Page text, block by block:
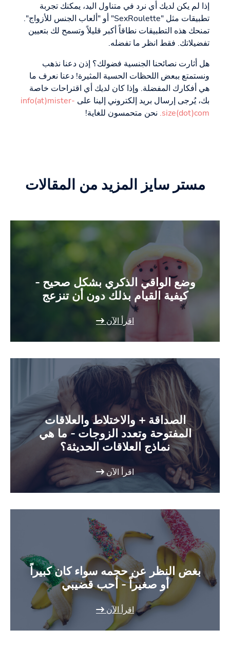
إذا لم يكن لديك أي نرد في متناول اليد، يمكنك تجربة
تطبيقات مثل "SexRoulette" أو "ألعاب الجنس للأزواج".
تمنحك هذه التطبيقات نطاقاً أكبر قليلاً وتسمح لك بتعيين
تفضيلاتك. فقط انظر ما تفضله.
هل أثارت نصائحنا الجنسية فضولك؟ إذن دعنا نذهب
ونستمتع ببعض اللحظات الحسية المثيرة! دعنا نعرف ما
هي أفكارك المفضلة. وإذا كان لديك أي اقتراحات خاصة
بك، يُرجى إرسال بريد إلكتروني إلينا على info(at)mister-
size(dot)com. نحن متحمسون للغاية!
مستر سايز المزيد من المقالات
وضع الواقي الذكري بشكل صحيح -
كيفية القيام بذلك دون أن تنزعج
اقرأ الآن
الصداقة + والاختلاط والعلاقات
المفتوحة وتعدد الزوجات - ما هي
نماذج العلاقات الحديثة؟
اقرأ الآن
بغض النظر عن حجمه سواء كان كبيراً
أو صغيراً - أحب قضيبي
اقرأ الآن